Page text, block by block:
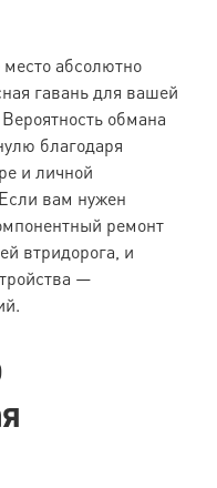
абсолютно
гавань для вашей
обмана
благодаря
и личной
вам нужен
ремонт
втридорога, и
—